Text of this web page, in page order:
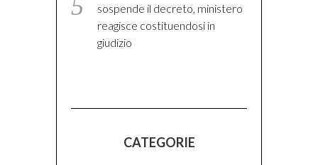
sospende il decreto, ministero
reagisce costituendosi in
giudizio
CATEGORIE